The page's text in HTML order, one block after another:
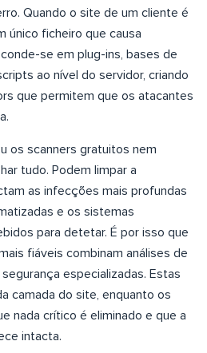
Quando o site de um cliente é
único ficheiro que causa
se em plug-ins, bases de
ao nível do servidor, criando
que permitem que os atacantes
os scanners gratuitos nem
tudo. Podem limpar a
as infecções mais profundas
e os sistemas
para detetar. É por isso que
fiáveis combinam análises de
especializadas. Estas
camada do site, enquanto os
nada crítico é eliminado e que a
intacta.